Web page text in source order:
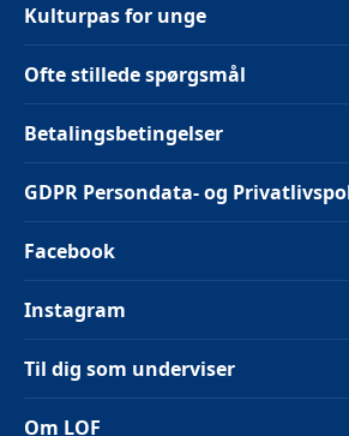
Kulturpas for unge
Ofte stillede spørgsmål
Betalingsbetingelser
GDPR Persondata- og
Facebook
Instagram
Til dig som underviser
Om LOF